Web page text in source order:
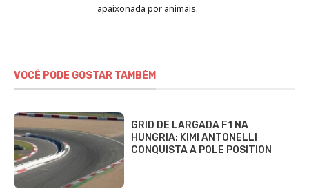
Fabbri
apaixonada por animais.
VOCÊ PODE GOSTAR TAMBÉM
GRID DE LARGADA F1 NA
HUNGRIA: KIMI ANTONELLI
CONQUISTA A POLE POSITION